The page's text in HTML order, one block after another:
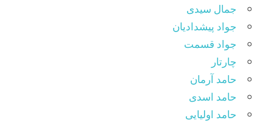
جمال سیدی
جواد پیشدادیان
جواد قسمت
چارتار
حامد آرمان
حامد اسدی
حامد اولیایی